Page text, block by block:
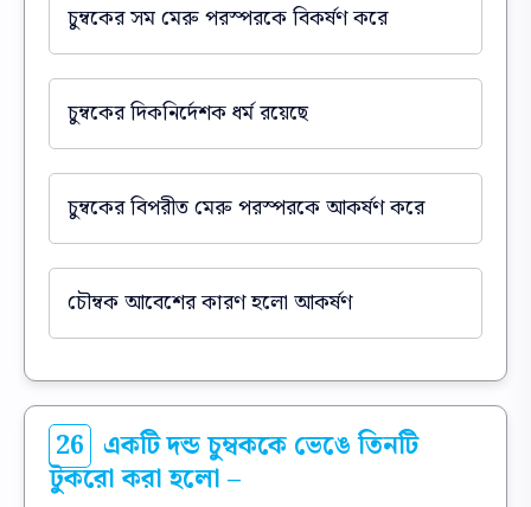
চুম্বকের সম মেরু পরস্পরকে বিকর্ষণ করে
চুম্বকের দিকনির্দেশক ধর্ম রয়েছে
চুম্বকের বিপরীত মেরু পরস্পরকে আকর্ষণ করে
চৌম্বক আবেশের কারণ হলো আকর্ষণ
26 একটি দন্ড চুম্বককে ভেঙে তিনটি
টুকরো করা হলো –